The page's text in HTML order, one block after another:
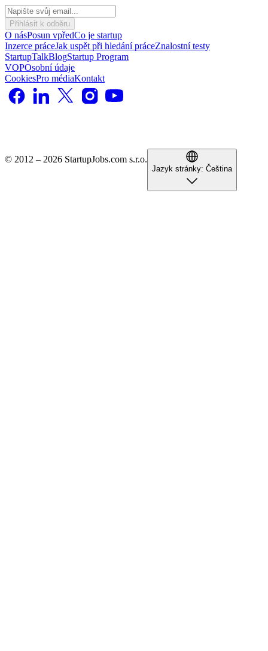
Přihlásit k odběru
O násPosun vpředCo je startup
Inzerce práceJak uspět při hledání práceZnalostní testy
StartupTalkBlogStartup Program
VOPOsobní údaje
CookiesPro médiaKontakt
© 2012 – 2026 StartupJobs.com s.r.o.
Jazyk stránky: Čeština